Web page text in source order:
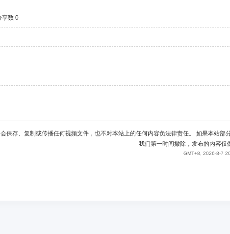
享数 0
保存、复制或传播任何视频文件，也不对本站上的任何内容负法律责任。 如果本站部
我们第一时间撤除，发布的内容仅
GMT+8, 2026-8-7